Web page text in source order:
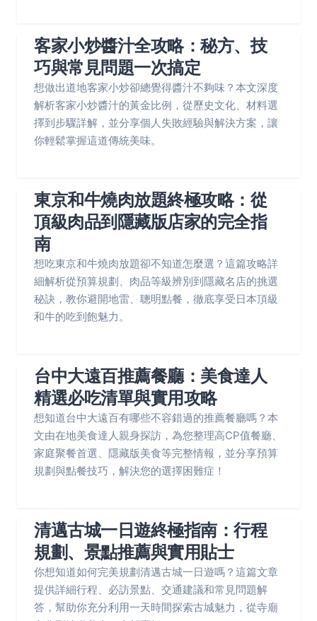
客家小炒醬汁全攻略：秘方、技
巧與常見問題一次搞定
想做出道地客家小炒卻總覺得醬汁不夠味？本文深度
解析客家小炒醬汁的黃金比例，從歷史文化、材料選
擇到步驟詳解，並分享個人失敗經驗與解決方案，讓
你輕鬆掌握這道傳統美味。
東京和牛燒肉放題終極攻略：從
頂級肉品到隱藏版店家的完全指
南
想吃東京和牛燒肉放題卻不知道怎麼選？這篇攻略詳
細解析從預算規劃、肉品等級辨別到隱藏名店的挑選
秘訣，教你避開地雷、聰明點餐，徹底享受日本頂級
和牛的吃到飽魅力。
台中大遠百推薦餐廳：美食達人
精選必吃清單與實用攻略
想知道台中大遠百有哪些不容錯過的推薦餐廳嗎？本
文由在地美食達人親身探訪，為您整理高CP值餐廳、
家庭聚餐首選、隱藏版美食等完整情報，並分享預算
規劃與點餐技巧，解決您的選擇困難症！
清邁古城一日遊終極指南：行程
規劃、景點推薦與實用貼士
你想知道如何完美規劃清邁古城一日遊嗎？這篇文章
提供詳細行程、必訪景點、交通建議和常見問題解
答，幫助你充分利用一天時間探索古城魅力，從寺廟